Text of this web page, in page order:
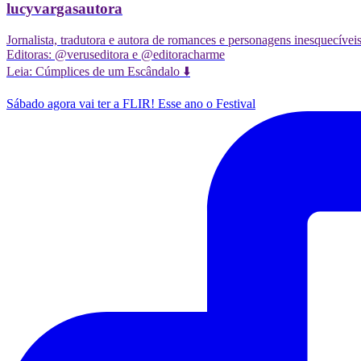
lucyvargasautora
Jornalista, tradutora e autora de romances e personagens inesquecíveis
Editoras: @veruseditora e @editoracharme
Leia: Cúmplices de um Escândalo ⬇️
Sábado agora vai ter a FLIR! Esse ano o Festival